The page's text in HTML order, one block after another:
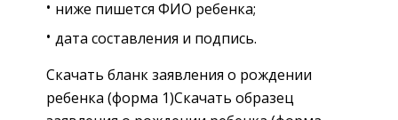
ниже пишется ФИО ребенка;
дата составления и подпись.
Скачать бланк заявления о рождении
ребенка (форма 1)Скачать образец